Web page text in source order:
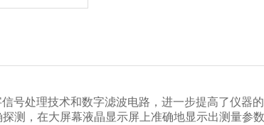
号处理技术和数字滤波电路，进一步提高了仪器
测，在大屏幕液晶显示屏上准确地显示出测量参